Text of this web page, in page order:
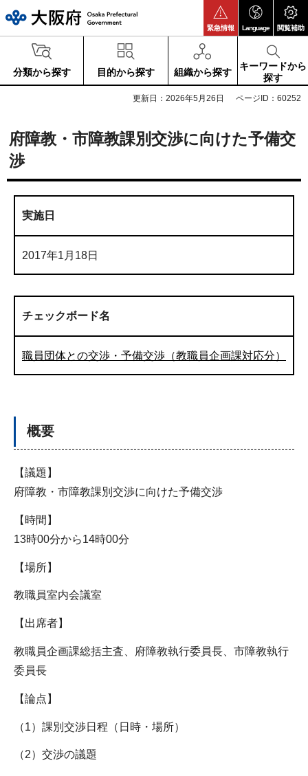
緊急情報 Language 閲覧補助
分類から探す 目的から探す 組織から探す
キーワードから
探す
更新日：2026年5月26日 ページID：60252
府障教・市障教課別交渉に向けた予備交
渉
実施日
2017年1月18日
チェックボード名
職員団体との交渉・予備交渉（教職員企画課対応分）
概要
【議題】
府障教・市障教課別交渉に向けた予備交渉
【時間】
13時00分から14時00分
【場所】
教職員室内会議室
【出席者】
教職員企画課総括主査、府障教執行委員長、市障教執行
委員長
【論点】
（1）課別交渉日程（日時・場所）
（2）交渉の議題